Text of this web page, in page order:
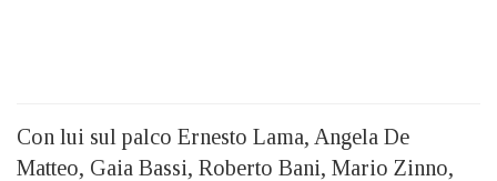
Con lui sul palco Ernesto Lama, Angela De
Matteo, Gaia Bassi, Roberto Bani, Mario Zinno,